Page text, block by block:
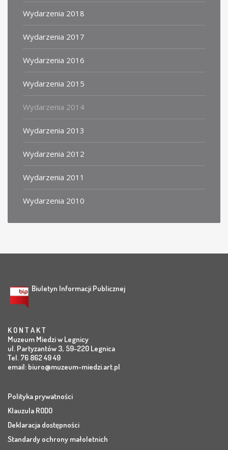
Wydarzenia 2018
Wydarzenia 2017
Wydarzenia 2016
Wydarzenia 2015
Wydarzenia 2014
Wydarzenia 2013
Wydarzenia 2012
Wydarzenia 2011
Wydarzenia 2010
Biuletyn Informacji Publicznej
K O N T A K T
Muzeum Miedzi w Legnicy
ul. Partyzantów 3, 59-220 Legnica
Tel. 76 862 49 49
email: biuro@muzeum-miedzi.art.pl
Polityka prywatności
Klauzula RODO
Deklaracja dostępności
Standardy ochrony małoletnich